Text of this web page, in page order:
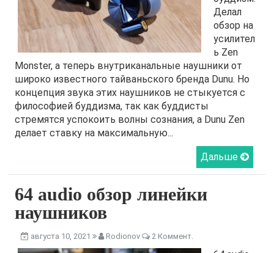
Делал
обзор на
усилител
ь Zen
Monster, а теперь внутриканальные наушники от
широко известного тайваньского бренда Dunu. Но
концепция звука этих наушников не стыкуется с
философией буддизма, так как буддисты
стремятся успокоить волны сознания, а Dunu Zen
делает ставку на максимальную...
Дальше
64 audio обзор линейки
наушников
августа 10, 2021 Rodionov 2 Коммент.